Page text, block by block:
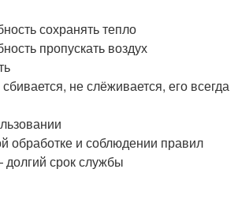
сохранять тепло
пропускать воздух
не слёживается, его всегда
обработке и соблюдении правил
срок службы